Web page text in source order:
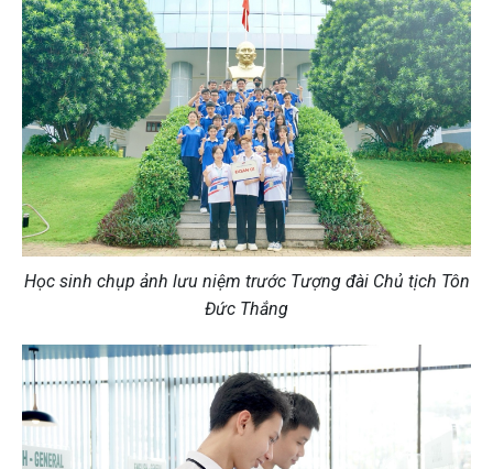
Học sinh chụp ảnh lưu niệm trước Tượng đài Chủ tịch Tôn
Đức Thắng